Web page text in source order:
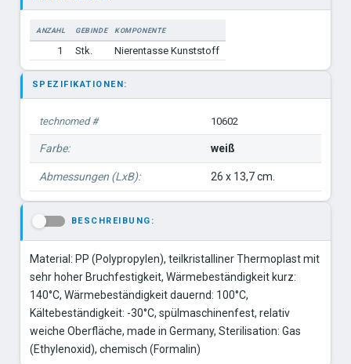
ANZAHL GEBINDE
KOMPONENTE
1
Stk. Nierentasse Kunststoff
SPEZIFIKATIONEN:
technomed # 10602
Farbe: weiß
Abmessungen (LxB): 26 x 13,7 cm.
BESCHREIBUNG:
Material: PP (Polypropylen), teilkristalliner Thermoplast mit
sehr hoher Bruchfestigkeit, Wärmebeständigkeit kurz:
140°C, Wärmebeständigkeit dauernd: 100°C,
Kältebeständigkeit: -30°C, spülmaschinenfest, relativ
weiche Oberfläche, made in Germany, Sterilisation: Gas
(Ethylenoxid), chemisch (Formalin)